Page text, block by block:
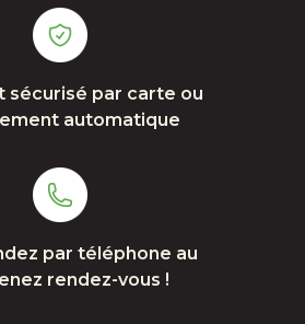
sécurisé par carte ou
automatique
par téléphone au
rendez-vous !